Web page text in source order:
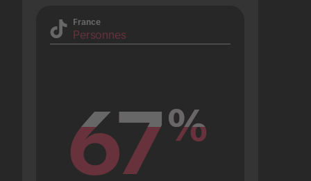
France
Personnes
67%
67%